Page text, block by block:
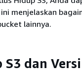
menjelaskan
lainnya.
dan Versi